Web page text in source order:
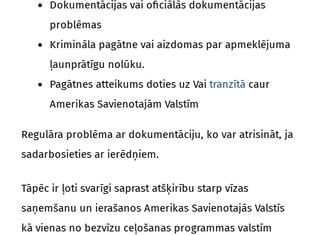
Dokumentācijas vai oficiālās dokumentācijas
problēmas
Krimināla pagātne vai aizdomas par apmeklējuma
ļaunprātīgu nolūku.
Pagātnes atteikums doties uz Vai tranzītācaur
Amerikas Savienotajām Valstīm
Regulāra problēma ar dokumentāciju, ko var atrisināt, ja
sadarbosieties ar ierēdņiem.
Tāpēc ir ļoti svarīgi saprast atšķirību starp vīzas
saņemšanu un ierašanos Amerikas Savienotajās Valstīs
kā vienas no bezvīzu ceļošanas programmas valstīm